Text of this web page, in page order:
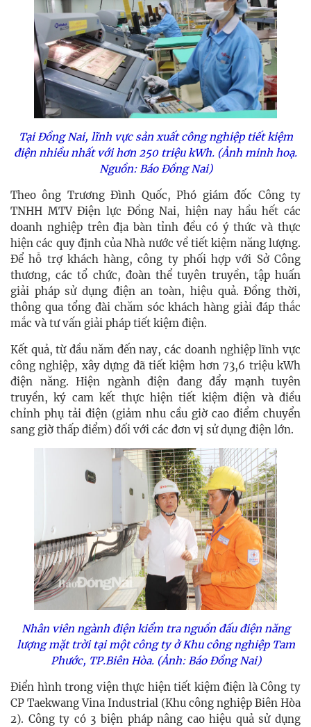
Tại Đồng Nai, lĩnh vực sản xuất công nghiệp tiết kiệm
điện nhiều nhất với hơn 250 triệu kWh. (Ảnh minh hoạ.
Nguồn: Báo Đồng Nai)
Theo ông Trương Đình Quốc, Phó giám đốc Công ty
TNHH MTV Điện lực Đồng Nai, hiện nay hầu hết các
doanh nghiệp trên địa bàn tỉnh đều có ý thức và thực
hiện các quy định của Nhà nước về tiết kiệm năng lượng.
Để hỗ trợ khách hàng, công ty phối hợp với Sở Công
thương, các tổ chức, đoàn thể tuyên truyền, tập huấn
giải pháp sử dụng điện an toàn, hiệu quả. Đồng thời,
thông qua tổng đài chăm sóc khách hàng giải đáp thắc
mắc và tư vấn giải pháp tiết kiệm điện.
Kết quả, từ đầu năm đến nay, các doanh nghiệp lĩnh vực
công nghiệp, xây dựng đã tiết kiệm hơn 73,6 triệu kWh
điện năng. Hiện ngành điện đang đẩy mạnh tuyên
truyền, ký cam kết thực hiện tiết kiệm điện và điều
chỉnh phụ tải điện (giảm nhu cầu giờ cao điểm chuyển
sang giờ thấp điểm) đối với các đơn vị sử dụng điện lớn.
Nhân viên ngành điện kiểm tra nguồn đấu điện năng
lượng mặt trời tại một công ty ở Khu công nghiệp Tam
Phước, TP.Biên Hòa. (Ảnh: Báo Đồng Nai)
Điển hình trong viện thực hiện tiết kiệm điện là Công ty
CP Taekwang Vina Industrial (Khu công nghiệp Biên Hòa
2). Công ty có 3 biện pháp nâng cao hiệu quả sử dụng